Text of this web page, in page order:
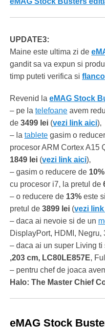
UPDATE3:
Maine este ultima zi de
gandit sa va expun si
timp puteti verifica si
Revenid la eMAG Stock
– pe la telefoane avem
de 3499 lei (vezi link aici),
– la tablete gasim o
procesor ARM Cortex A15
1849 lei (vezi link aici),
– gasim o reducere de 10%
cu procesor i7, la pretul de
– o reducere de 13% este
pretul de 3899 lei (vezi
– daca ai nevoie si de un
DisplayPort, HDMI, Negru,
– daca ai un super Living
,203 cm, LC80LE857E,
– pentru chef de joaca
Halo: The Master Chief
eMAG Stock